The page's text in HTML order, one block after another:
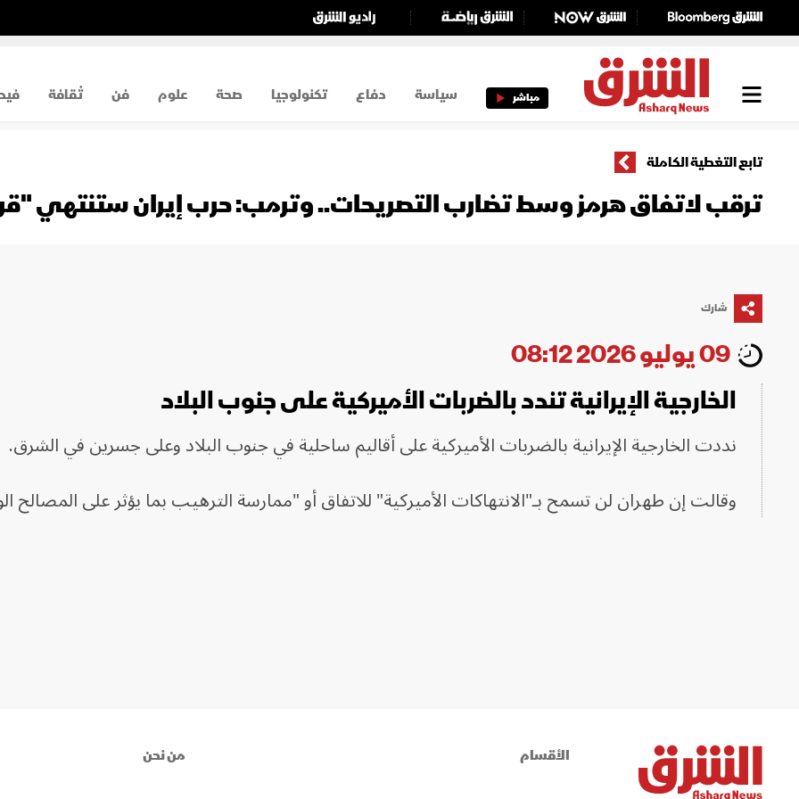
مباشر سياسة دفاع تكنولوجيا صحة علوم فن ثقافة
تابع التغطية الكاملة
ترقب لاتفاق هرمز وسط تضارب التصريحات.. وترمب: حرب إيران ستنتهي
شارك
09 يوليو 2026 08:12
الخارجية الإيرانية تندد بالضربات الأميركية على جنوب البلاد
نددت الخارجية الإيرانية بالضربات الأميركية على أقاليم ساحلية في جنوب البلاد وعلى جسرين في الشرق.
وقالت إن طهران لن تسمح بـ"الانتهاكات الأميركية" للاتفاق أو "ممارسة الترهيب بما يؤثر على المصالح
الأقسام من نحن